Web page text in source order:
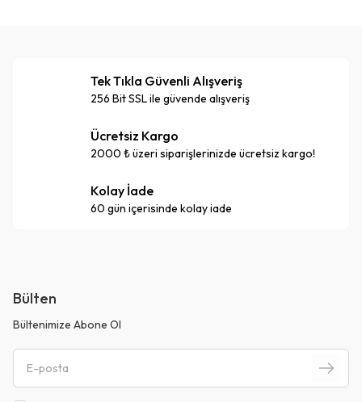
Tek Tıkla Güvenli Alışveriş
256 Bit SSL ile güvende alışveriş
Ücretsiz Kargo
2000 ₺ üzeri siparişlerinizde ücretsiz kargo!
Kolay İade
60 gün içerisinde kolay iade
Bülten
Bültenimize Abone Ol